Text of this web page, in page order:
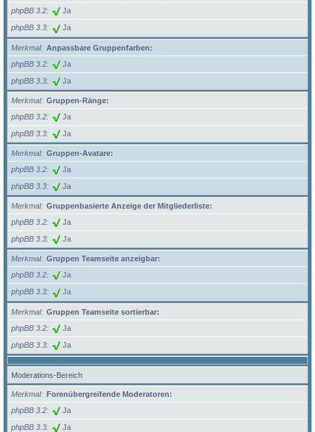
phpBB 3.2
Ja
phpBB 3.3 Ja
Merkmal
Anpassbare Gruppenfarben:
phpBB 3.2
Ja
phpBB 3.3 Ja
Merkmal
Gruppen-Ränge:
phpBB 3.2
Ja
phpBB 3.3 Ja
Merkmal
Gruppen-Avatare:
phpBB 3.2
Ja
phpBB 3.3 Ja
Merkmal
Gruppenbasierte Anzeige der Mitgliederliste:
phpBB 3.2
Ja
phpBB 3.3 Ja
Merkmal
Gruppen Teamseite anzeigbar:
phpBB 3.2
Ja
phpBB 3.3 Ja
Merkmal
Gruppen Teamseite sortierbar:
phpBB 3.2
Ja
phpBB 3.3 Ja
Moderations-Bereich
Merkmal
Forenübergreifende Moderatoren:
phpBB 3.2
Ja
phpBB 3.3 Ja